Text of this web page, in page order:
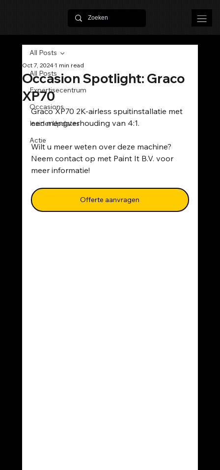
All Posts
Expertisecentrum
Occasions
Insider Updates
Actie
All Posts
Occasion Spotlight: Graco
XP70
Oct 7, 20241 min read
Graco XP70 2K-airless spuitinstallatie met
een mengverhouding van 4:1.
Wilt u meer weten over deze machine?
Neem contact op met Paint It B.V. voor
meer informatie!
Offerte aanvragen